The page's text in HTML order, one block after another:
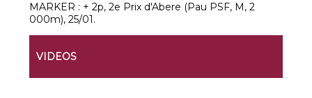
MARKER : + 2p, 2e Prix d'Abere (Pau PSF, M, 2
000m), 25/01.
VIDEOS